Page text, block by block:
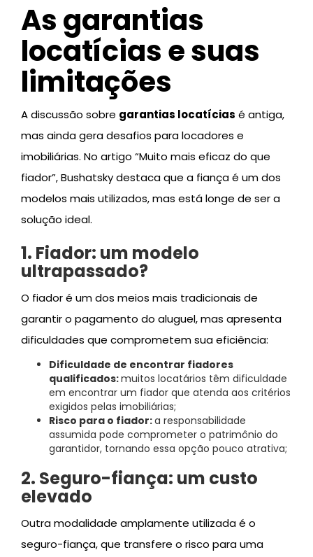
As garantias
locatícias e suas
limitações
A discussão sobre garantias locatícias é antiga,
mas ainda gera desafios para locadores e
imobiliárias. No artigo “Muito mais eficaz do que
fiador”, Bushatsky destaca que a fiança é um dos
modelos mais utilizados, mas está longe de ser a
solução ideal.
1. Fiador: um modelo
ultrapassado?
O fiador é um dos meios mais tradicionais de
garantir o pagamento do aluguel, mas apresenta
dificuldades que comprometem sua eficiência:
Dificuldade de encontrar fiadores
qualificados:muitos locatários têm dificuldade
em encontrar um fiador que atenda aos critérios
exigidos pelas imobiliárias;
Risco para o fiador:a responsabilidade
assumida pode comprometer o patrimônio do
garantidor, tornando essa opção pouco atrativa;
2. Seguro-fiança: um custo
elevado
Outra modalidade amplamente utilizada é o
seguro-fiança, que transfere o risco para uma